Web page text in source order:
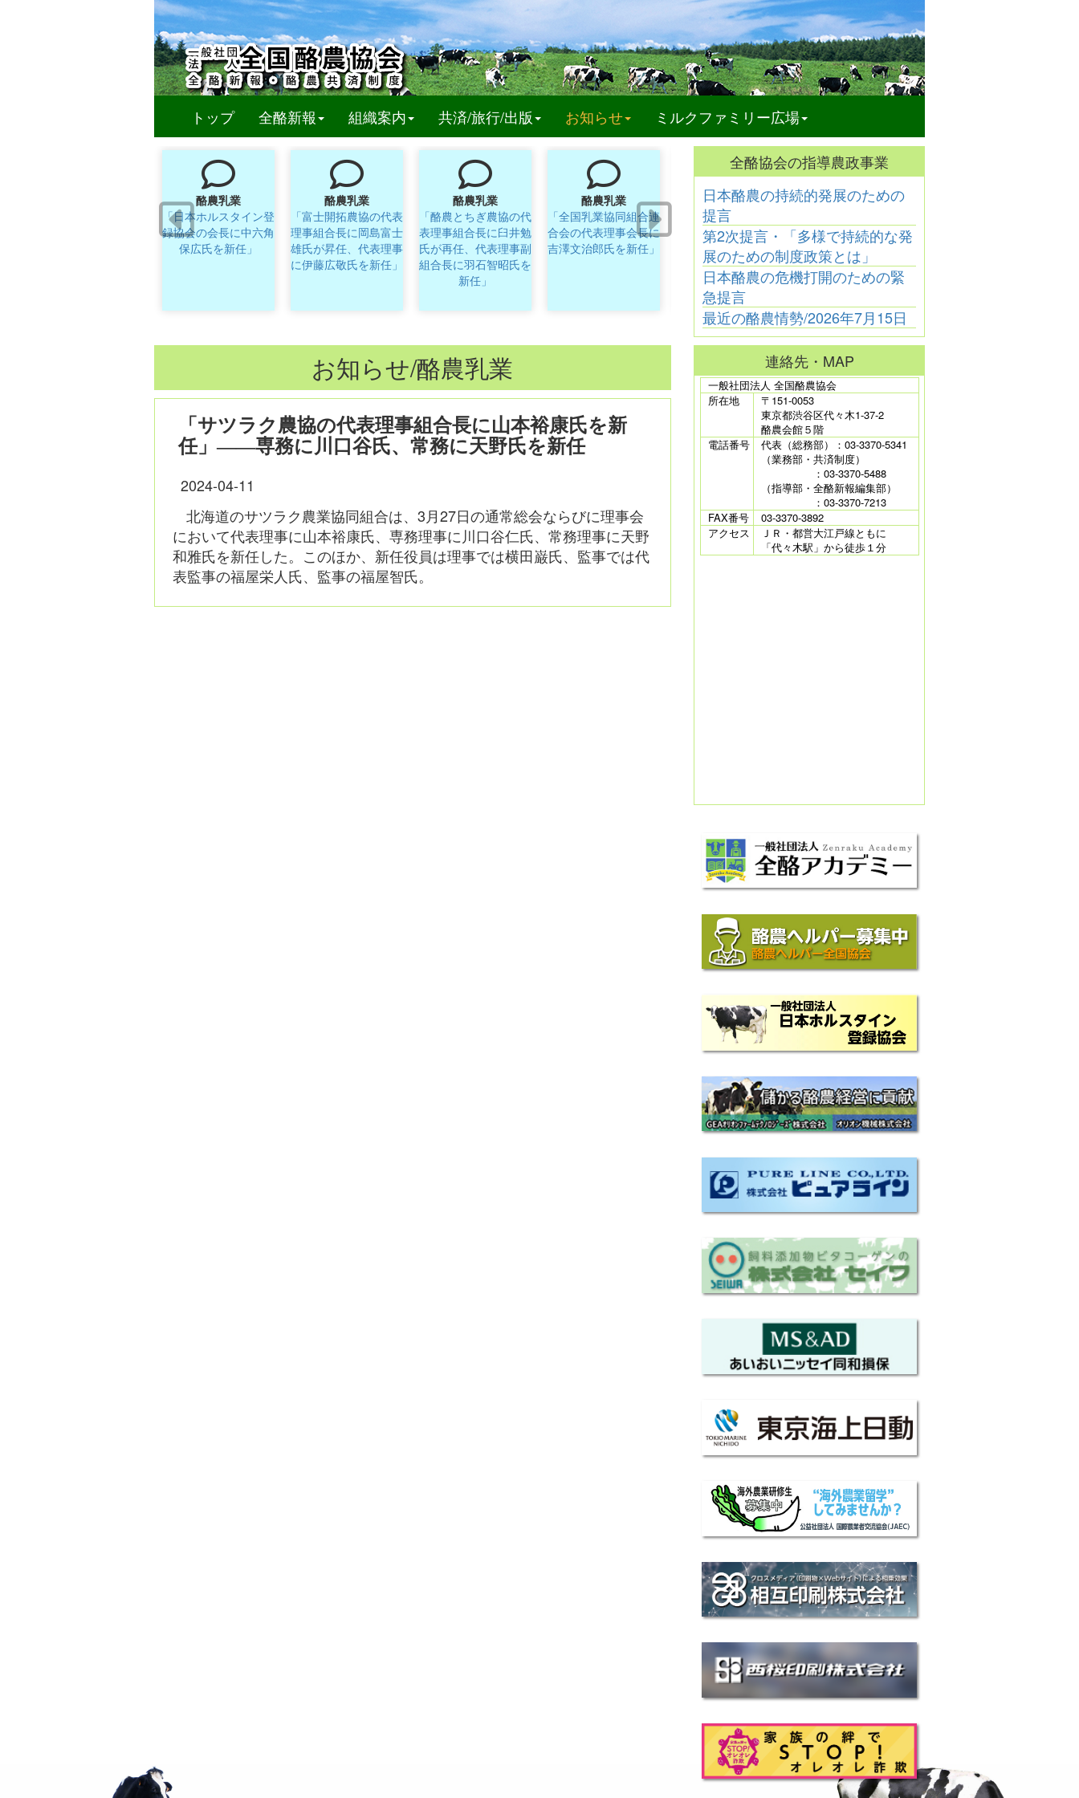
トップ 全酪新報(current)組織案内 共済/旅行/出版 お知らせ ミルクファミリー広場
酪農乳業
「日本ホルスタイン登
録協会の会長に中六角
保広氏を新任」
酪農乳業
「富士開拓農協の代表
理事組合長に岡島富士
雄氏が昇任、代表理事
に伊藤広敬氏を新任」
酪農乳業
「酪農とちぎ農協の代
表理事組合長に臼井勉
氏が再任、代表理事副
組合長に羽石智昭氏を
新任」
酪農乳業
「全国乳業協同組合連
合会の代表理事会長に
吉澤文治郎氏を新任」
酪農乳業
「クリーン化学工業㈱
の取締役に髙橋一也氏
が新任」
酪農乳業
理事組合長に徳丸洋一
氏が昇任」
お知らせ/酪農乳業
「サツラク農協の代表理事組合長に山本裕康氏を新
任」――専務に川口谷氏、常務に天野氏を新任
2024-04-11
北海道のサツラク農業協同組合は、3月27日の通常総会ならびに理事会
において代表理事に山本裕康氏、専務理事に川口谷仁氏、常務理事に天野
和雅氏を新任した。このほか、新任役員は理事では横田巌氏、監事では代
表監事の福屋栄人氏、監事の福屋智氏。
全酪協会の指導農政事業
日本酪農の持続的発展のための
提言
第2次提言・「多様で持続的な発
展のための制度政策とは」
日本酪農の危機打開のための緊
急提言
最近の酪農情勢/2026年7月15日
連絡先・MAP
一般社団法人 全国酪農協会
所在地
〒151-0053
東京都渋谷区代々木1-37-2
酪農会館５階
電話番号
代表（総務部）：03-3370-5341
（業務部・共済制度）
：03-3370-5488
（指導部・全酪新報編集部）
：03-3370-7213
FAX番号
03-3370-3892
アクセス
ＪＲ・都営大江戸線ともに
「代々木駅」から徒歩１分